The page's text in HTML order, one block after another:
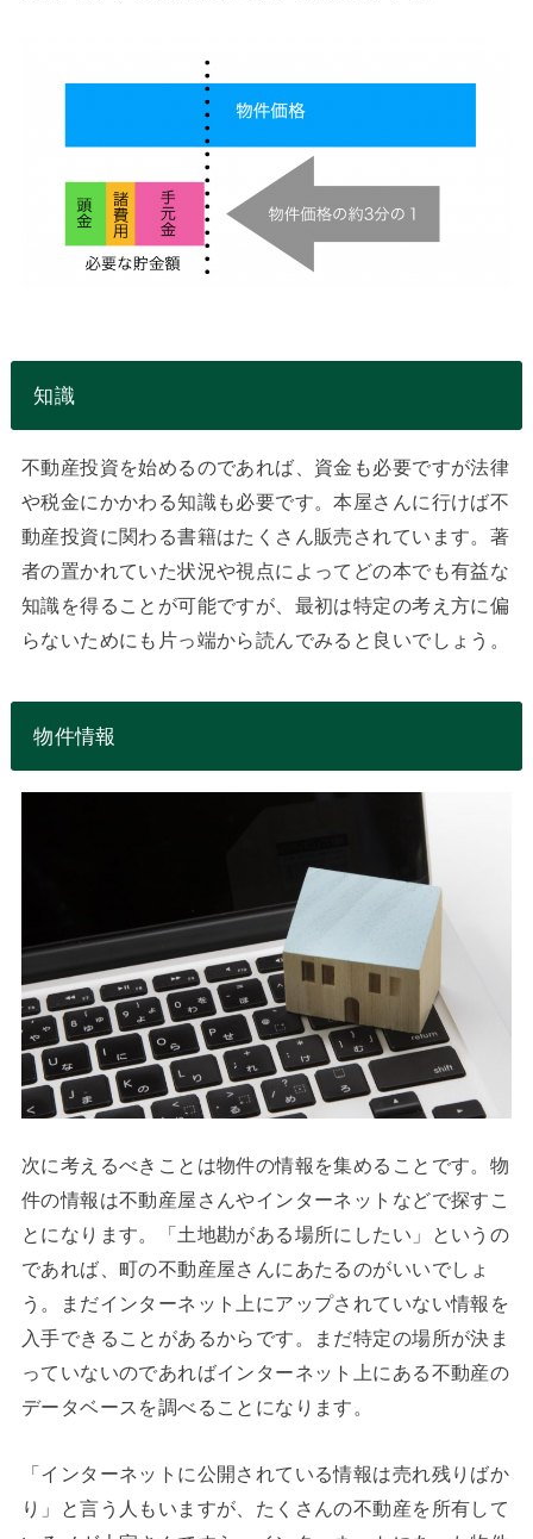
知識
不動産投資を始めるのであれば、資金も必要ですが法律
や税金にかかわる知識も必要です。本屋さんに行けば不
動産投資に関わる書籍はたくさん販売されています。著
者の置かれていた状況や視点によってどの本でも有益な
知識を得ることが可能ですが、最初は特定の考え方に偏
らないためにも片っ端から読んでみると良いでしょう。
物件情報
次に考えるべきことは物件の情報を集めることです。物
件の情報は不動産屋さんやインターネットなどで探すこ
とになります。「土地勘がある場所にしたい」というの
であれば、町の不動産屋さんにあたるのがいいでしょ
う。まだインターネット上にアップされていない情報を
入手できることがあるからです。まだ特定の場所が決ま
っていないのであればインターネット上にある不動産の
データベースを調べることになります。
「インターネットに公開されている情報は売れ残りばか
り」と言う人もいますが、たくさんの不動産を所有して